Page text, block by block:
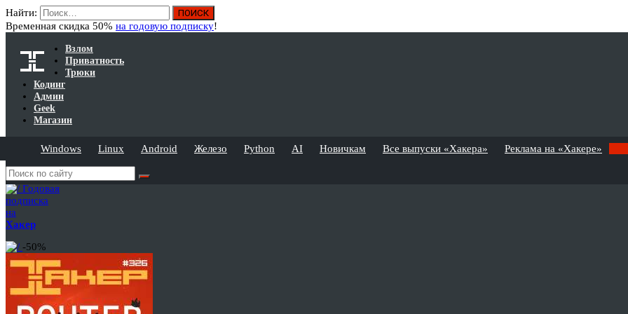
Найти:
Временная скидка 50% на годовую подписку!
Взлом
Приватность
Трюки
Кодинг
Админ
Geek
Магазин
Windows Linux Android Железо Python AI Новичкам Все выпуски «Хакера» Реклама на «Хакере»
Годовая
подписка
на
Хакер
-50%